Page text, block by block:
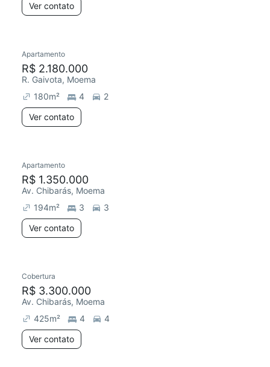
Ver contato
Apartamento
R$ 2.180.000
R. Gaivota, Moema
180m² 4
2
Ver contato
Apartamento
R$ 1.350.000
Av. Chibarás, Moema
194m² 3
3
Ver contato
Cobertura
R$ 3.300.000
Av. Chibarás, Moema
425m² 4
4
Ver contato